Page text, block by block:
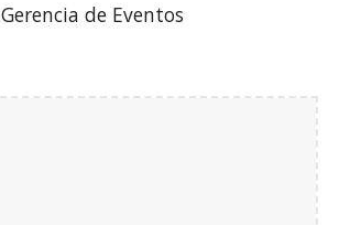
Gerencia de Eventos